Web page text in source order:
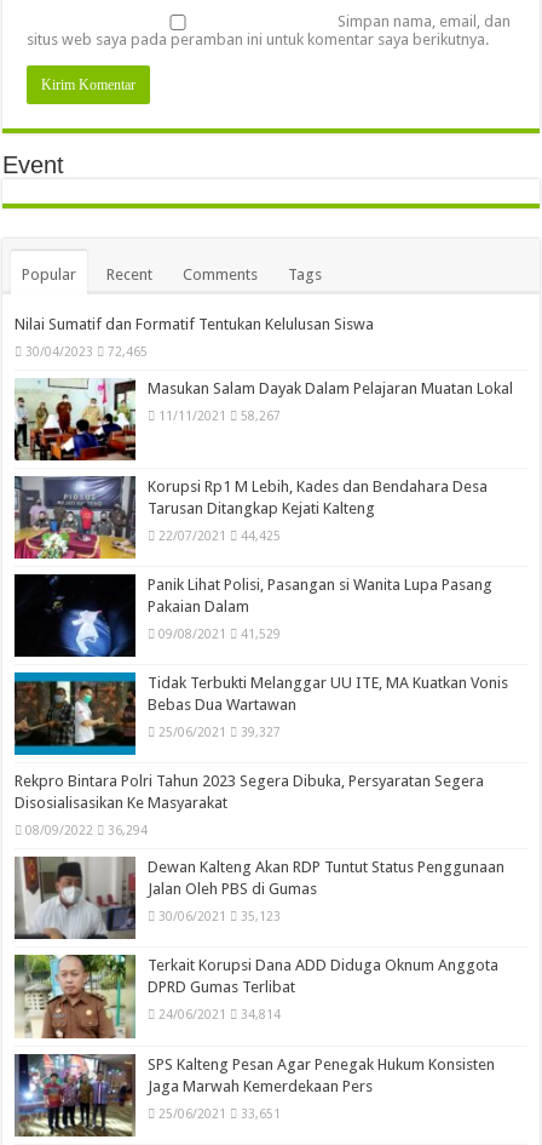
Simpan nama, email, dan
situs web saya pada peramban ini untuk komentar saya berikutnya.
Event
Popular Recent Comments Tags
Nilai Sumatif dan Formatif Tentukan Kelulusan Siswa
30/04/2023 72,465
Masukan Salam Dayak Dalam Pelajaran Muatan Lokal
11/11/2021 58,267
Korupsi Rp1 M Lebih, Kades dan Bendahara Desa
Tarusan Ditangkap Kejati Kalteng
22/07/2021 44,425
Panik Lihat Polisi, Pasangan si Wanita Lupa Pasang
Pakaian Dalam
09/08/2021 41,529
Tidak Terbukti Melanggar UU ITE, MA Kuatkan Vonis
Bebas Dua Wartawan
25/06/2021 39,327
Rekpro Bintara Polri Tahun 2023 Segera Dibuka, Persyaratan Segera
Disosialisasikan Ke Masyarakat
08/09/2022 36,294
Dewan Kalteng Akan RDP Tuntut Status Penggunaan
Jalan Oleh PBS di Gumas
30/06/2021 35,123
Terkait Korupsi Dana ADD Diduga Oknum Anggota
DPRD Gumas Terlibat
24/06/2021 34,814
SPS Kalteng Pesan Agar Penegak Hukum Konsisten
Jaga Marwah Kemerdekaan Pers
25/06/2021 33,651